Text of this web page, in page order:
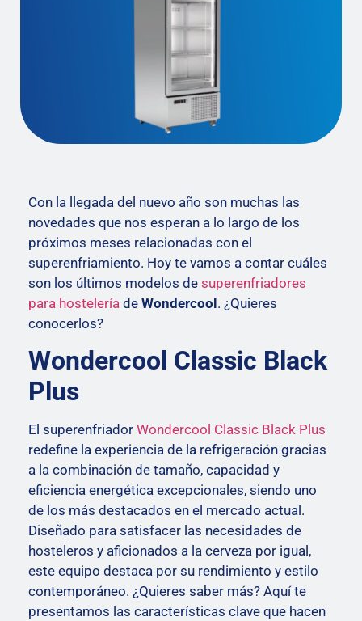
Con la llegada del nuevo año son muchas las
novedades que nos esperan a lo largo de los
próximos meses relacionadas con el
superenfriamiento. Hoy te vamos a contar cuáles
son los últimos modelos de superenfriadores
para hostelería de Wondercool. ¿Quieres
conocerlos?
Wondercool Classic Black
Plus
El superenfriador Wondercool Classic Black Plus
redefine la experiencia de la refrigeración gracias
a la combinación de tamaño, capacidad y
eficiencia energética excepcionales, siendo uno
de los más destacados en el mercado actual.
Diseñado para satisfacer las necesidades de
hosteleros y aficionados a la cerveza por igual,
este equipo destaca por su rendimiento y estilo
contemporáneo. ¿Quieres saber más? Aquí te
presentamos las características clave que hacen